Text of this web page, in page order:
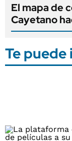
El mapa de
Cayetano
Te